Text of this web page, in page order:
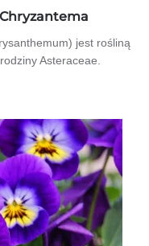
jest rośliną
Asteraceae.